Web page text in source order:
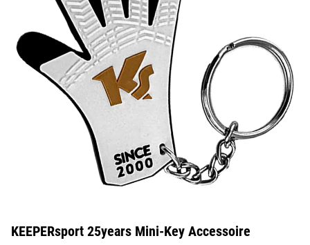
KEEPERsport 25years Mini-Key Accessoire